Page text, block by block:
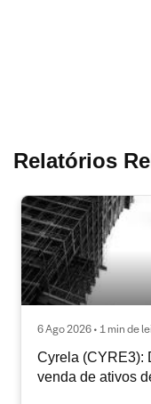
Relatórios
6 Ago 2026 • 1 min de
Cyrela (CYRE3):
venda de ativos